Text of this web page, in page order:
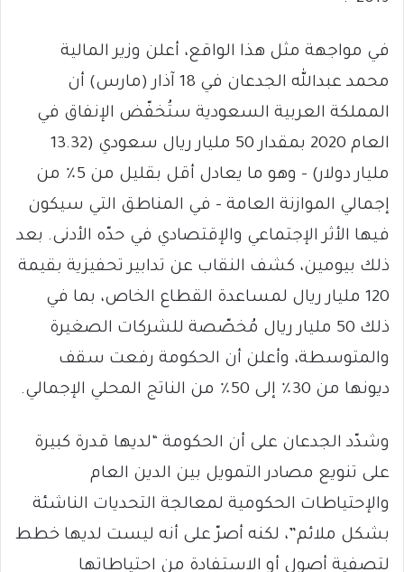
في مواجهة مثل هذا الواقع، أعلن وزير المالية
محمد عبدالله الجدعان في 18 آذار (مارس) أن
المملكة العربية السعودية ستُخفّض الإنفاق في
العام 2020 بمقدار 50 مليار ريال سعودي (13.32
مليار دولار) – وهو ما يعادل أقل بقليل من 5٪ من
إجمالي الموازنة العامة – في المناطق التي سيكون
فيها الأثر الإجتماعي والإقتصادي في حدّه الأدنى. بعد
ذلك بيومين، كشف النقاب عن تدابير تحفيزية بقيمة
120 مليار ريال لمساعدة القطاع الخاص، بما في
ذلك 50 مليار ريال مُخصّصة للشركات الصغيرة
والمتوسطة، وأعلن أن الحكومة رفعت سقف
ديونها من 30٪ إلى 50٪ من الناتج المحلي الإجمالي.
وشدّد الجدعان على أن الحكومة “لديها قدرة كبيرة
على تنويع مصادر التمويل بين الدين العام
والإحتياطات الحكومية لمعالجة التحديات الناشئة
بشكل ملائم”، لكنه أصرّ على أنه ليست لديها خطط
لتصفية أصول أو الاستفادة من احتياطاتها